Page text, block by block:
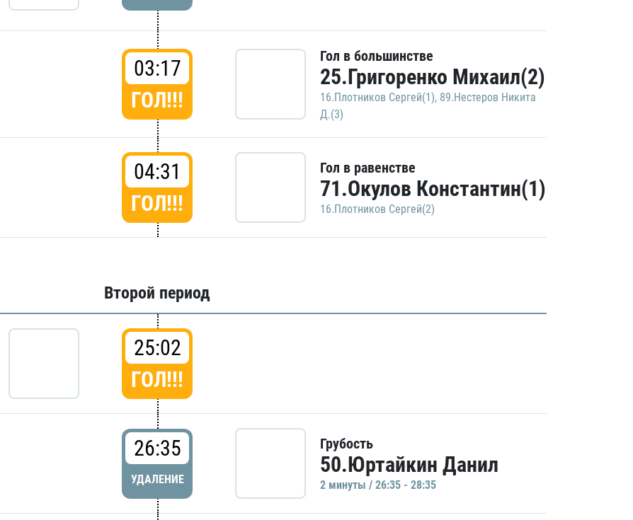
03:17
ГОЛ!!!
Гол в большинстве
25.Григоренко Михаил(2)
16.Плотников Сергей(1), 89.Нестеров Никита
Д.(3)
04:31
ГОЛ!!!
Гол в равенстве
71.Окулов Константин(1)
16.Плотников Сергей(2)
Второй период
25:02
ГОЛ!!!
26:35
УДАЛЕНИЕ
Грубость
50.Юртайкин Данил
2 минуты / 26:35 - 28:35